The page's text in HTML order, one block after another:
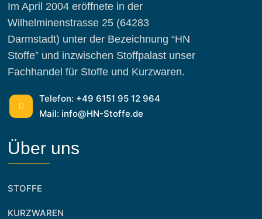
Im April 2004 eröffnete in der
Wilhelminenstrasse 25 (64283
Darmstadt) unter der Bezeichnung “HN
Stoffe” und inzwischen Stoffpalast unser
Fachhandel für Stoffe und Kurzwaren.
Telefon: +49 6151 95 12 964
Mail: info@HN-Stoffe.de
Über uns
STOFFE
KURZWAREN